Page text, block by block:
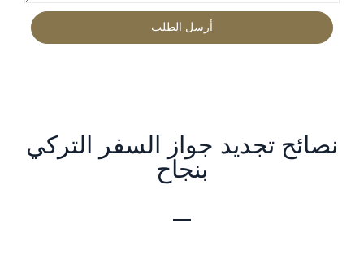
نصائح تجديد جواز السفر التركي
بنجاح